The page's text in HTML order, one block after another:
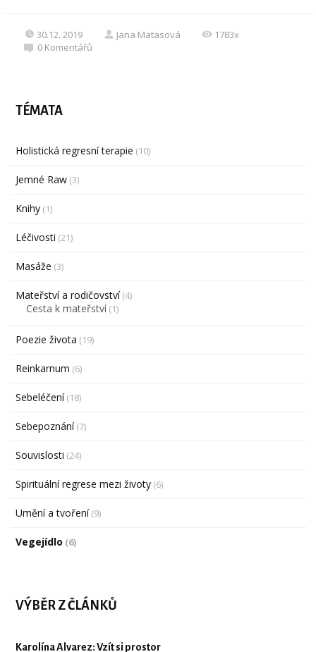
30.12. 2019 Jana Matasová
1783x
0 Komentářů
TÉMATA
Holistická regresní terapie (10)
Jemné Raw (3)
Knihy (1)
Léčivosti (21)
Masáže (3)
Mateřství a rodičovství(4)
Cesta k mateřství(1)
Poezie života (19)
Reinkarnum (6)
Sebeléčení(18)
Sebepoznání(7)
Souvislosti (24)
Spirituální regrese mezi životy (6)
Umění a tvoření(9)
Vegejídlo (6)
VÝBĚR Z ČLÁNKŮ
Karolína Alvarez: Vzít si prostor